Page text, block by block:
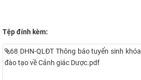
Tệp đính kèm:
68 DHN-QLĐT Thông báo tuyển sinh khóa
đào tạo về Cảnh giác Dược.pdf